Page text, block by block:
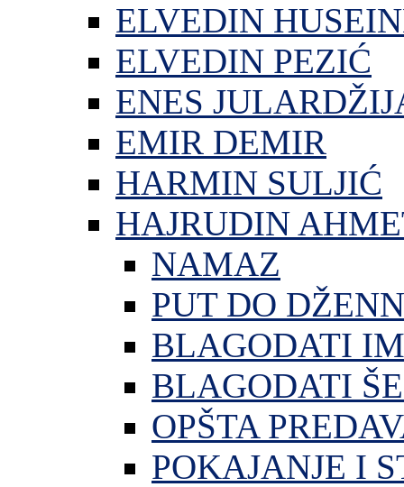
ELVEDIN
ELVEDIN PEZIĆ
ENES
EMIR DEMIR
HARMIN SULJIĆ
HAJRUDIN
NAMAZ
PUT DO
BLAGODATI
BLAGODATI
OPŠTA
POKAJANJE I